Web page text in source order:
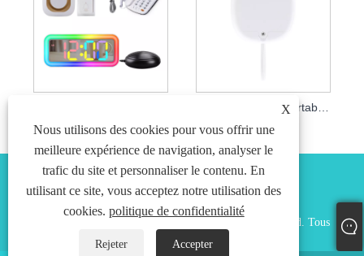
X
Nous utilisons des cookies pour vous offrir une
meilleure expérience de navigation, analyser le
trafic du site et personnaliser le contenu. En
utilisant ce site, vous acceptez notre utilisation des
cookies. politique de confidentialité
Rejeter Accepter
Copyright © 2024 Shenzhen Preatiation Technology Co., Ltd. Tous